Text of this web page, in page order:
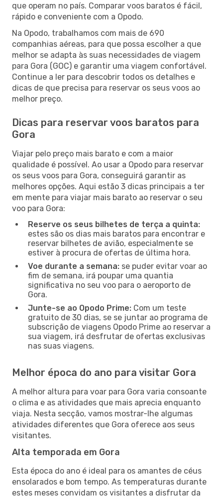
que operam no país. Comparar voos baratos é fácil,
rápido e conveniente com a Opodo.
Na Opodo, trabalhamos com mais de 690
companhias aéreas, para que possa escolher a que
melhor se adapta às suas necessidades de viagem
para Gora (GOC) e garantir uma viagem confortável.
Continue a ler para descobrir todos os detalhes e
dicas de que precisa para reservar os seus voos ao
melhor preço.
Dicas para reservar voos baratos para
Gora
Viajar pelo preço mais barato e com a maior
qualidade é possível. Ao usar a Opodo para reservar
os seus voos para Gora, conseguirá garantir as
melhores opções. Aqui estão 3 dicas principais a ter
em mente para viajar mais barato ao reservar o seu
voo para Gora:
Reserve os seus bilhetes de terça a quinta:
estes são os dias mais baratos para encontrar e
reservar bilhetes de avião, especialmente se
estiver à procura de ofertas de última hora.
Voe durante a semana: se puder evitar voar ao
fim de semana, irá poupar uma quantia
significativa no seu voo para o aeroporto de
Gora.
Junte-se ao Opodo Prime: Com um teste
gratuito de 30 dias, se se juntar ao programa de
subscrição de viagens Opodo Prime ao reservar a
sua viagem, irá desfrutar de ofertas exclusivas
nas suas viagens.
Melhor época do ano para visitar Gora
A melhor altura para voar para Gora varia consoante
o clima e as atividades que mais aprecia enquanto
viaja. Nesta secção, vamos mostrar-lhe algumas
atividades diferentes que Gora oferece aos seus
visitantes.
Alta temporada em Gora
Esta época do ano é ideal para os amantes de céus
ensolarados e bom tempo. As temperaturas durante
estes meses convidam os visitantes a disfrutar da